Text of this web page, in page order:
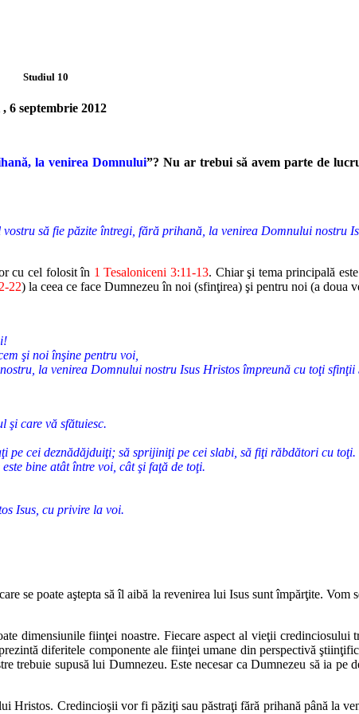
Studiul 10
, 6 septembrie 2012
la venirea Domnului”? Nu ar trebui să avem partede
să fie păzite întregi, fără prihană, la venirea Domnului nostru
cu cel folosit în 1 Tesaloniceni 3:11-13. Chiarşi tema principală
22) la ceea ce face Dumnezeu în noi (sfinţirea) şi pentru noi (a doua
şi noi înşine pentru voi,
la venirea Domnului nostru Isus Hristos împreună cu toţi sfinţii
şi care vă sfătuiesc.
pe cei deznădăjduiţi; să sprijiniţi pe cei slabi, să fiţi răbdători cu toţi.
bine atât între voi, cât şi faţă de toţi.
Isus, cu privire la voi.
se poate aştepta să îl aibă la revenirea lui Isus sunt împărţite. Vom
dimensiunile fiinţei noastre. Fiecareaspect al vieţii credinciosului
diferitele componente ale fiinţei umane din perspectivă
trebuie supusă lui Dumnezeu. Este necesar ca Dumnezeu să ia pe
Hristos. Credincioşii vor fi păziţi sau păstraţi fără prihană până la